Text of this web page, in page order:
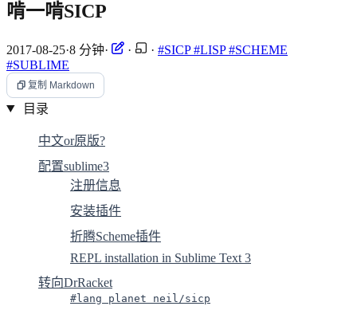
啃一啃SICP
2017-08-25·8 分钟· · · #SICP#LISP#SCHEME
#SUBLIME
复制 Markdown
目录
中文or原版?
配置sublime3
注册信息
安装插件
折腾Scheme插件
REPL installation in Sublime Text 3
转向DrRacket
#lang planet neil/sicp